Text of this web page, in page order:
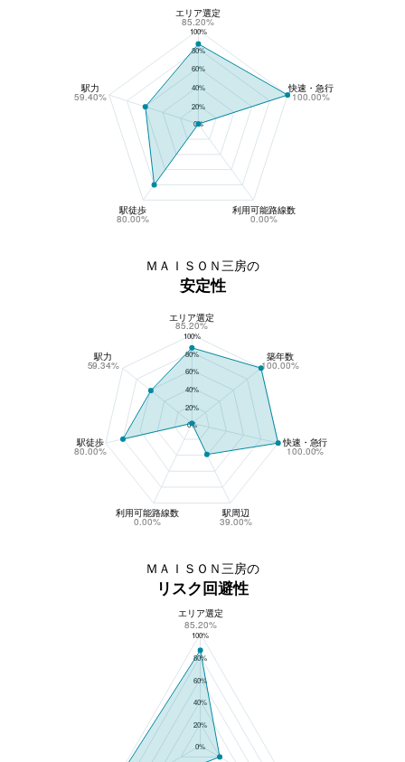
ＭＡＩＳＯＮ三房の収益性
100%
80%
60%
40%
20%
0%
エリア選定
85.20%
駅力
59.40%
駅徒歩
80.00%
利用可能路線数
0.00%
快速・急行
100.00%
ＭＡＩＳＯＮ三房の
安定性
100%
80%
60%
40%
20%
0%
エリア選定
85.20%
駅力
59.34%
駅徒歩
80.00%
利用可能路線数
0.00%
駅周辺
39.00%
快速・急行
100.00%
築年数
100.00%
ＭＡＩＳＯＮ三房の
リスク回避性
ＭＡＩＳＯＮ三房のリスク回避性
100%
80%
60%
40%
20%
0%
エリア選定
85.20%